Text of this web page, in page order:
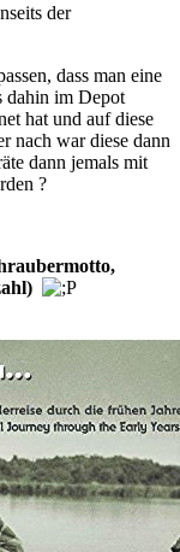
der
dass man eine
dahin im Depot
hat und auf diese
nach war diese dann
dann jemals mit
?